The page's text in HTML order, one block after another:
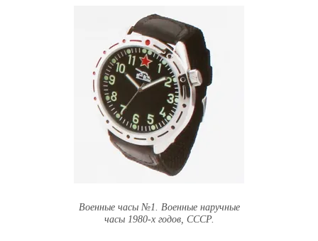
Военные часы №1. Военные наручные
часы 1980-х годов, СССР.